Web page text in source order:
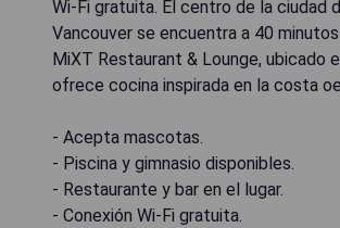
Wi-Fi gratuita. El centro de la ciudad
Vancouver se encuentra a 40
MiXT Restaurant & Lounge, ubicado
ofrece cocina inspirada en la costa
- Acepta mascotas.
- Piscina y gimnasio disponibles.
- Restaurante y bar en el lugar.
- Conexión Wi-Fi gratuita.